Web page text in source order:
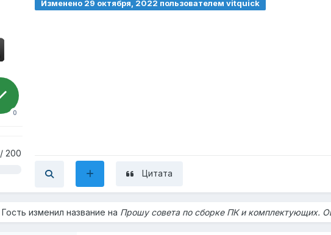
0
/ 200
Изменено 29 октября, 2022 пользователем vitquick
Цитата
Гость изменил название на Прошу совета по сборке ПК и комплектующих.